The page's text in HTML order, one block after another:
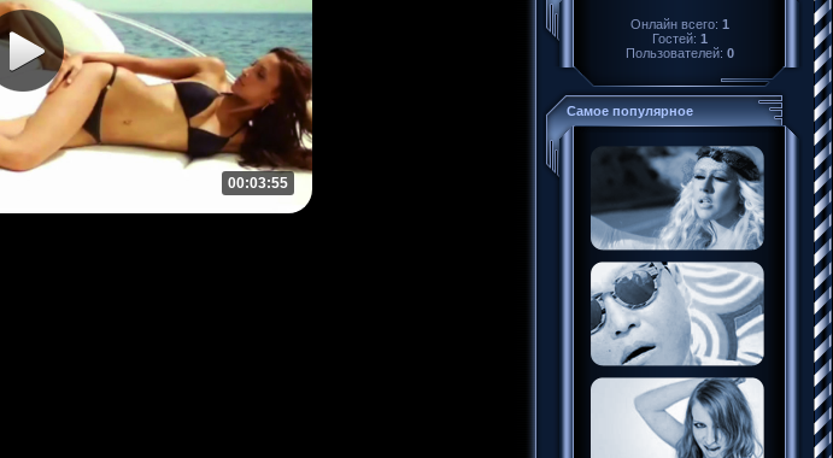
00:03:55
Онлайн всего: 1
Гостей: 1
Пользователей: 0
Самое популярное